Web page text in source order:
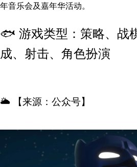
年音乐会及嘉年华活动。
🐟 游戏类型：策略、战
成、射击、角色扮演
🌥️ 【来源：公众号】